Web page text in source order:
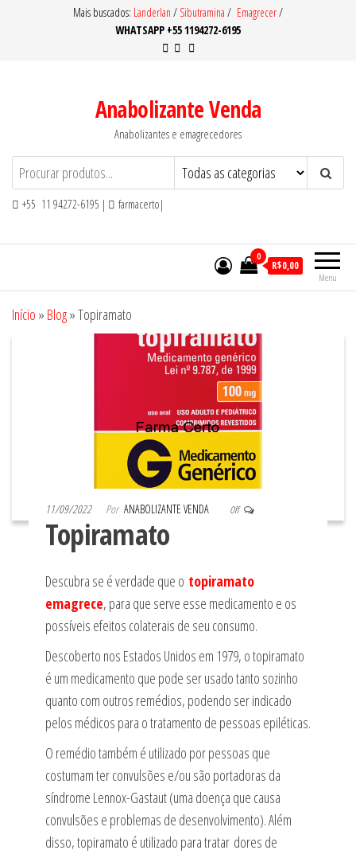
Mais buscados: Landerlan / Sibutramina / Emagrecer/
WHATSAPP +55 1194272-6195
Anabolizante Venda
Anabolizantes e emagrecedores
+55 11 94272-6195 | farmacerto|
Menu
0
R$0,00
Início » Blog»Topiramato
11/09/2022 Por ANABOLIZANTE VENDA Off
Topiramato
Descubra se é verdade que o topiramato
emagrece, para que serve esse medicamento e os
possíveis efeitos colaterais de seu consumo.
Descoberto nos Estados Unidos em 1979, o topiramato
é um medicamento que pode ser usado tanto sozinho
quanto com outros remédios, podendo ser indicado
pelos médicos para o tratamento de pessoas epiléticas.
O remédio também é utilizado por pessoas que
costumam ter convulsões e/ou são portadoras da
síndrome Lennox-Gastaut (uma doença que causa
convulsões e problemas de desenvolvimento). Além
disso, topiramato é utilizado para tratar dores de